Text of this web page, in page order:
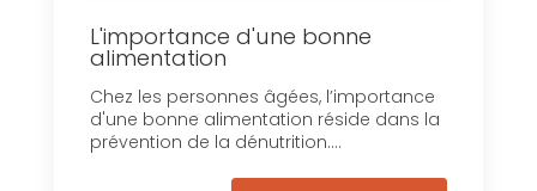
L'importance d'une bonne
alimentation
Chez les personnes âgées, l’importance
d'une bonne alimentation réside dans la
prévention de la dénutrition....